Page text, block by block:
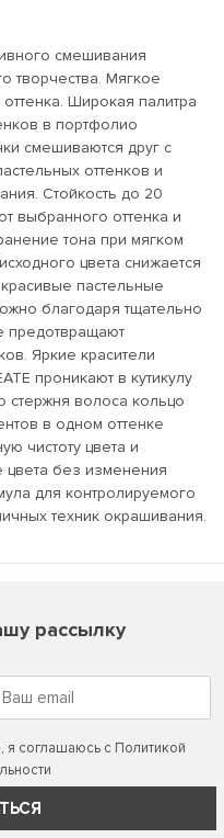
смешивания
творчества. Мягкое
Широкая палитра
в портфолио
смешиваются друг с
оттенков и
Стойкость до 20
выбранного оттенка и
тона при мягком
цвета снижается
пастельные
благодаря тщательно
предотвращают
Яркие красители
проникают в кутикулу
стержня волоса кольцо
в одном оттенке
чистоту цвета и
без изменения
для контролируемого
техник окрашивания.
рассылку
я соглашаюсь с Политикой